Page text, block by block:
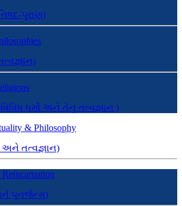
પુરાણ)
વિવિધ ધર્મો અને તેનું તત્વજ્ઞાન )
& Philosophy
અને તત્વજ્ઞાન)
પુનર્જન્મ)